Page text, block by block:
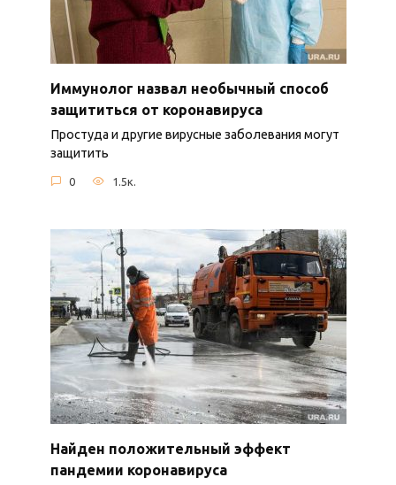
Иммунолог назвал необычный способ
защититься от коронавируса
Простуда и другие вирусные заболевания могут
защитить
0 1.5к.
Найден положительный эффект
пандемии коронавируса